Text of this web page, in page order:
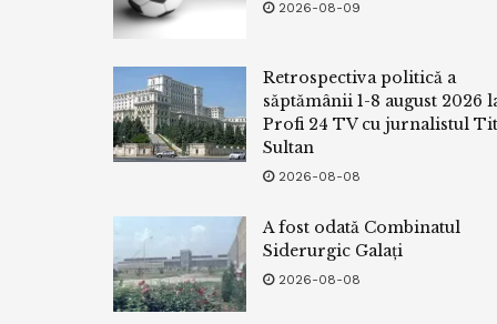
2026-08-09
Retrospectiva politică a
săptămânii 1-8 august 2026
Profi 24 TV cu jurnalistul
Sultan
2026-08-08
A fost odată Combinatul
Siderurgic Galați
2026-08-08